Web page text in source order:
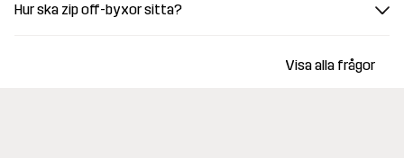
Hur ska zip off-byxor sitta?
Visa alla frågor